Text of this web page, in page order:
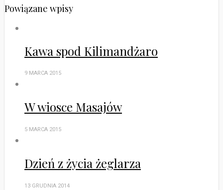
Powiązane wpisy
Kawa spod Kilimandżaro
9 MARCA 2015
W wiosce Masajów
5 MARCA 2015
Dzień z życia żeglarza
13 GRUDNIA 2014